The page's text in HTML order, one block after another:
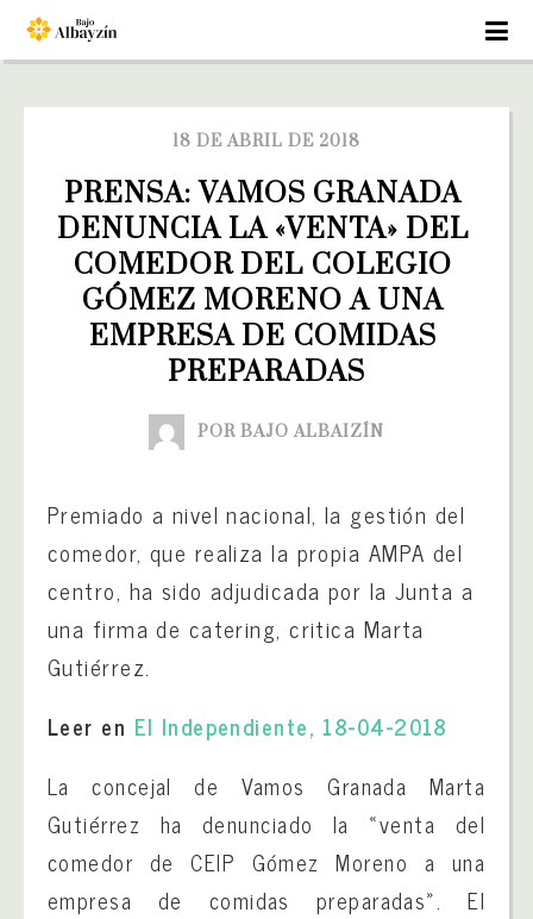
18 DE ABRIL DE 2018
PRENSA: VAMOS GRANADA
DENUNCIA LA «VENTA» DEL
COMEDOR DEL COLEGIO
GÓMEZ MORENO A UNA
EMPRESA DE COMIDAS
PREPARADAS
POR BAJO ALBAIZÍN
Premiado a nivel nacional, la gestión del
comedor, que realiza la propia AMPA del
centro, ha sido adjudicada por la Junta a
una firma de catering, critica Marta
Gutiérrez.
Leer en El Independiente, 18-04-2018
La concejal de Vamos Granada Marta
Gutiérrez ha denunciado la «venta del
comedor de CEIP Gómez Moreno a una
empresa de comidas preparadas». El